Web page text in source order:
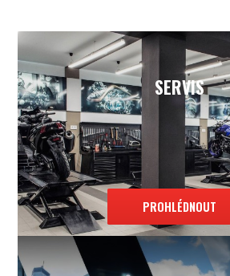
SERVIS
PROHLÉDNOUT